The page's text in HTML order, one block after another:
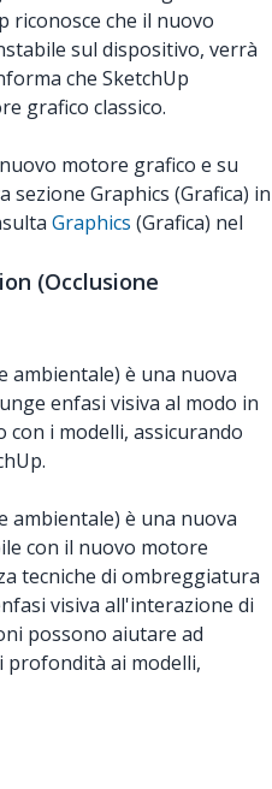
riconosce che il nuovo
sul dispositivo, verrà
che SketchUp
grafico classico.
motore grafico e su
Graphics (Grafica) in
Graphics (Grafica) nel
(Occlusione
ambientale) è una nuova
enfasi visiva al modo in
con i modelli, assicurando
ambientale) è una nuova
con il nuovo motore
tecniche di ombreggiatura
visiva all'interazione di
possono aiutare ad
profondità ai modelli,